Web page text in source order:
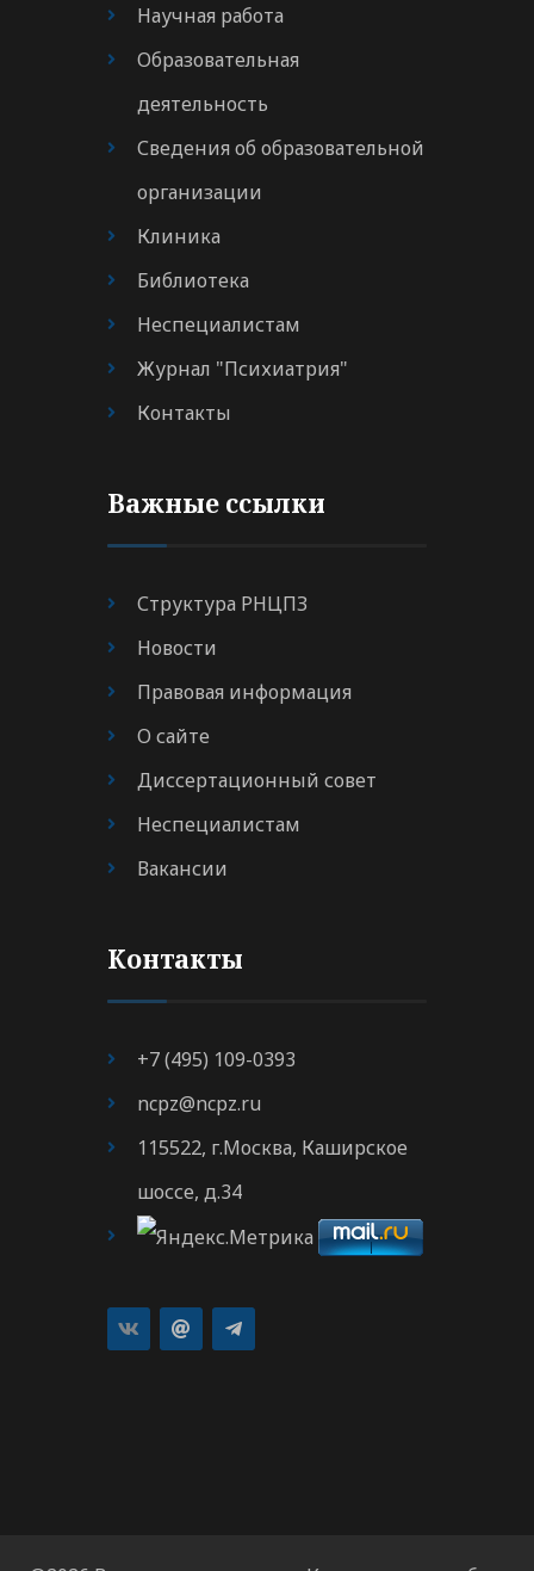
Научная работа
Образовательная
деятельность
Сведения об образовательной
организации
Клиника
Библиотека
Неспециалистам
Журнал "Психиатрия"
Контакты
Важные ссылки
Структура РНЦПЗ
Новости
Правовая информация
О сайте
Диссертационный совет
Неспециалистам
Вакансии
Контакты
+7 (495) 109-0393
ncpz@ncpz.ru
115522, г.Москва, Каширское
шоссе, д.34